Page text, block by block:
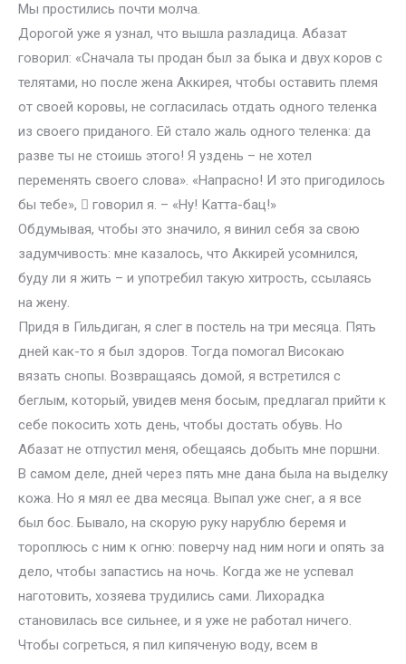
Мы простились почти молча.
Дорогой уже я узнал, что вышла разладица. Абазат
говорил: «Сначала ты продан был за быка и двух коров с
телятами, но после жена Аккирея, чтобы оставить племя
от своей коровы, не согласилась отдать одного теленка
из своего приданого. Ей стало жаль одного теленка: да
разве ты не стоишь этого! Я уздень – не хотел
переменять своего слова». «Напрасно! И это пригодилось
бы тебе»,  говорил я. – «Ну! Катта-бац!»
Обдумывая, чтобы это значило, я винил себя за свою
задумчивость: мне казалось, что Аккирей усомнился,
буду ли я жить – и употребил такую хитрость, ссылаясь
на жену.
Придя в Гильдиган, я слег в постель на три месяца. Пять
дней как-то я был здоров. Тогда помогал Високаю
вязать снопы. Возвращаясь домой, я встретился с
беглым, который, увидев меня босым, предлагал прийти к
себе покосить хоть день, чтобы достать обувь. Но
Абазат не отпустил меня, обещаясь добыть мне поршни.
В самом деле, дней через пять мне дана была на выделку
кожа. Но я мял ее два месяца. Выпал уже снег, а я все
был бос. Бывало, на скорую руку нарублю беремя и
тороплюсь с ним к огню: поверчу над ним ноги и опять за
дело, чтобы запастись на ночь. Когда же не успевал
наготовить, хозяева трудились сами. Лихорадка
становилась все сильнее, и я уже не работал ничего.
Чтобы согреться, я пил кипяченую воду, всем в